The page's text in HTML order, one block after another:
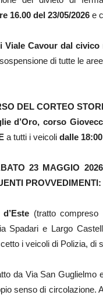
16.00 del 23/05/2026 e
Viale Cavour dal
di tutte le
DEL CORTEO
d’Oro, corso
a tutti i veicoli dalle
23 MAGGIO
PROVVEDIMENTI:
(tratto
Spadari e Largo
i veicoli di Polizia, di
da Via San Guglielmo
senso di circolazione.